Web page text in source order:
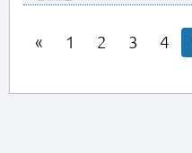
1 2 3 4